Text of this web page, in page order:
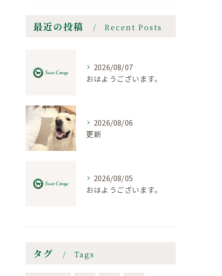
最近の投稿 Recent Posts
2026/08/07
おはようございます。
2026/08/06
更新
2026/08/05
おはようございます。
タグ Tags